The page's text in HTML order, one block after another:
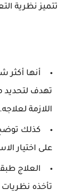
تتميز نظرية
أنها أكثر
تهدف
اللازمة لعلاجه.
كذلك
على اختيار
العلاج
تأخذه